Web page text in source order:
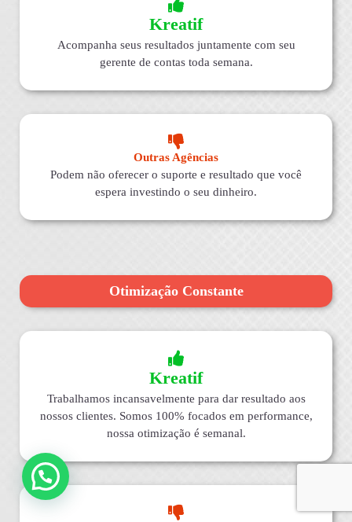
Kreatif
Acompanha seus resultados juntamente com seu
gerente de contas toda semana.
Outras Agências
Podem não oferecer o suporte e resultado que você
espera investindo o seu dinheiro.
Otimização Constante
Kreatif
Trabalhamos incansavelmente para dar resultado aos
nossos clientes. Somos 100% focados em performance,
nossa otimização é semanal.